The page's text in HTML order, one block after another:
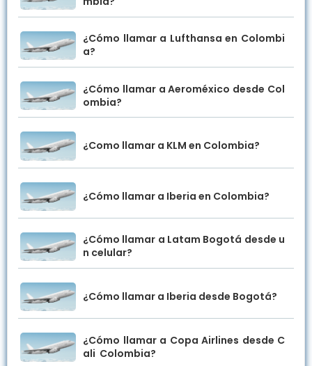
¿Cómo llamar a Lufthansa en Colombi
a?
¿Cómo llamar a Aeroméxico desde Col
ombia?
¿Como llamar a KLM en Colombia?
¿Cómo llamar a Iberia en Colombia?
¿Cómo llamar a Latam Bogotá desde u
n celular?
¿Cómo llamar a Iberia desde Bogotá?
¿Cómo llamar a Copa Airlines desde C
ali Colombia?